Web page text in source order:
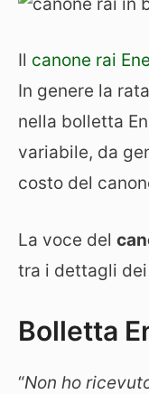
Il canone rai
In genere la
nella bolletta
variabile, da
costo del
La voce del
tra i dettagli dei
Bolletta
“Non ho